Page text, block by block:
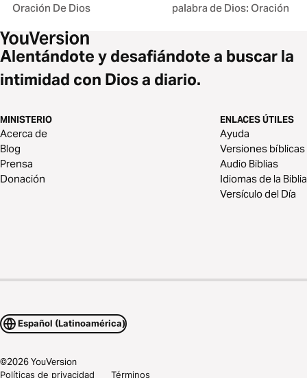
Oración De Dios
palabra de Dios: Oración
Alentándote y desafiándote a buscar la
intimidad con Dios a diario.
MINISTERIO
Acerca de
Blog
Prensa
Donación
ENLACES ÚTILES
Ayuda
Versiones bíblicas
Audio Biblias
Idiomas de la Biblia
Versículo del Día
Español (Latinoamérica)
©2026YouVersion
Políticas de privacidad Términos